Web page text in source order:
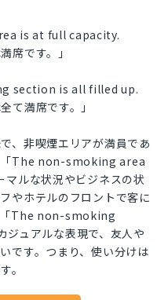
is at full capacity.
席です。」
section is all filled up.
て満席です。」
、非喫煙エリアが満員であ
「The non-smoking area
ルな状況やビジネスの状
やホテルのフロントで客に
「The non-smoking
ュアルな表現で、友人や
です。つまり、使い分けは
。